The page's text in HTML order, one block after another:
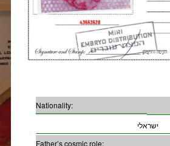
Nationality:
ישראלי
Father’s cosmic role: